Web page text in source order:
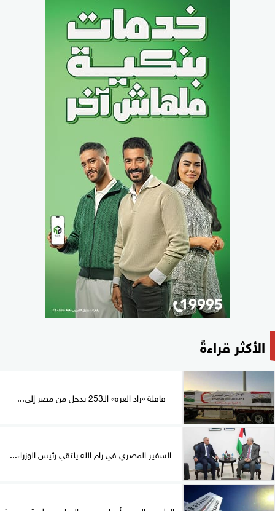
الأكثر قراءةً
قافلة «زاد العزة» الـ253 تدخل من مصر إلى...
السفير المصري في رام الله يلتقي رئيس الوزراء...